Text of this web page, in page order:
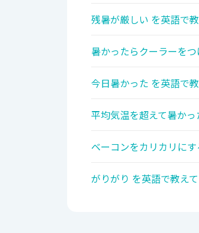
残暑が厳しい を英語で
暑かったらクーラーを
今日暑かった を英語で
平均気温を超えて暑か
ベーコンをカリカリに
がりがり を英語で教え